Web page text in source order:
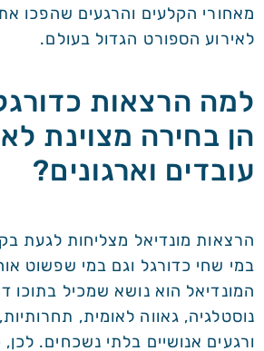
מאחורי הקלעים והרגעים שהפכו
לאירוע הספורט הגדול בעולם.
למה הרצאות
הן בחירה מצוינת
עובדים וארגונים?
הרצאות מונדיאל מצליחות לגעת
במי שחי כדורגל וגם במי שפשוט
המונדיאל הוא נושא שמכיל בתוכו
נוסטלגיה, גאווה לאומית,
ורגעים אנושיים בלתי נשכחים.